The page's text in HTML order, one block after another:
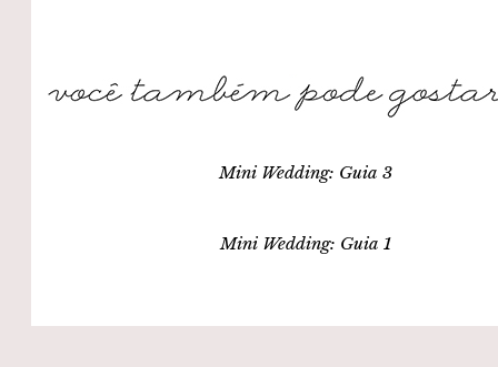
Mini Wedding: Guia 3
Mini Wedding: Guia 1